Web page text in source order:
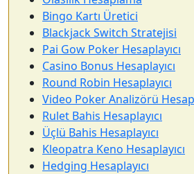
Bingo Kartı Üretici
Blackjack Switch Stratejisi
Pai Gow Poker Hesaplayıcı
Casino Bonus Hesaplayıcı
Round Robin Hesaplayıcı
Video Poker Analizörü
Rulet Bahis Hesaplayıcı
Üçlü Bahis Hesaplayıcı
Kleopatra Keno Hesaplayıcı
Hedging Hesaplayıcı